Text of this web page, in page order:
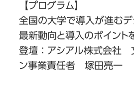
【プログラム】
全国の大学で導入が進む
最新動向と導入のポイント
登壇：アシアル株式会社
ン事業責任者 塚田亮一